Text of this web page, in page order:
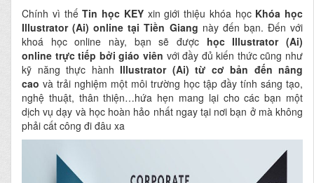
Chính vì thếTin học KEYxin giới thiệu khóa học Khóa học
Illustrator (Ai) online tại Tiền Giang này đến bạn. Đến với
khoá học online này, bạn sẽ được học Illustrator (Ai)
online trực tiếp bởi giáo viên với đầy đủ kiến thức cũng như
kỹ năng thực hành Illustrator (Ai) từ cơ bản đến nâng
cao và trải nghiệm một môi trường học tập đầy tính sáng tạo,
nghệ thuật, thân thiện…hứa hẹn mang lại cho các bạn một
dịch vụ dạy và học hoàn hảo nhất ngay tại nơi bạn ở mà không
phải cất công đi đâu xa